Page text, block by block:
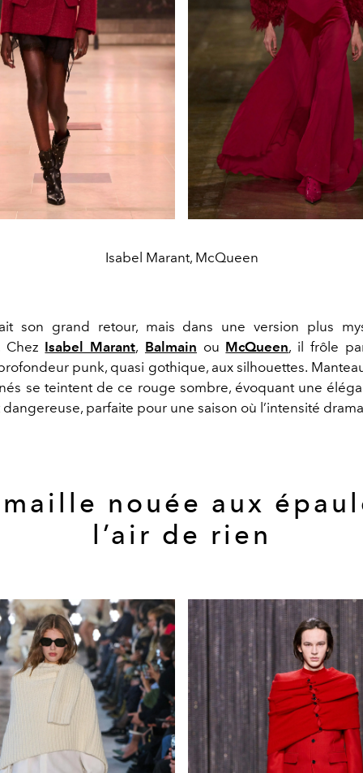
Isabel Marant, McQueen
son grand retour, mais dans une version plus
Chez Isabel Marant, Balmain ou McQueen, il frôle
punk, quasi gothique, aux silhouettes.
se teintent de ce rouge sombre, évoquant une
parfaite pour une saison où l’intensité
nouée aux
l’air de rien